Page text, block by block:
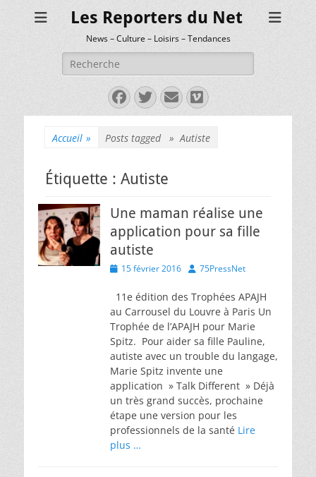
Les Reporters du Net
News – Culture – Loisirs – Tendances
Rechercher :
Facebook
Twitter
E-
mail
Vimeo
Accueil » Posts tagged »Autiste
Étiquette : Autiste
Une maman réalise une
application pour sa fille
autiste
Posted15 février 2016 Author
75PressNet
11e édition des Trophées APAJH
au Carrousel du Louvre à Paris Un
Trophée de l’APAJH pour Marie
Spitz. Pour aider sa fille Pauline,
autiste avec un trouble du langage,
Marie Spitz invente une
application » Talk Different » Déjà
un très grand succès, prochaine
étape une version pour les
professionnels de la santé Lire
plus …